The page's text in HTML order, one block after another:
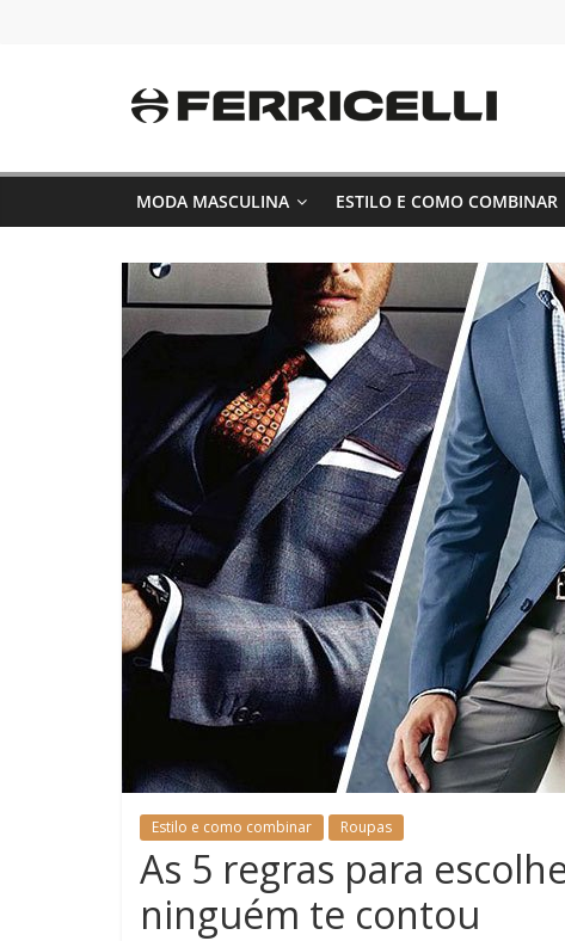
MODA MASCULINA ESTILO E COMO COMBINAR
Estilo e como combinar Roupas
As 5 regras para
ninguém te contou